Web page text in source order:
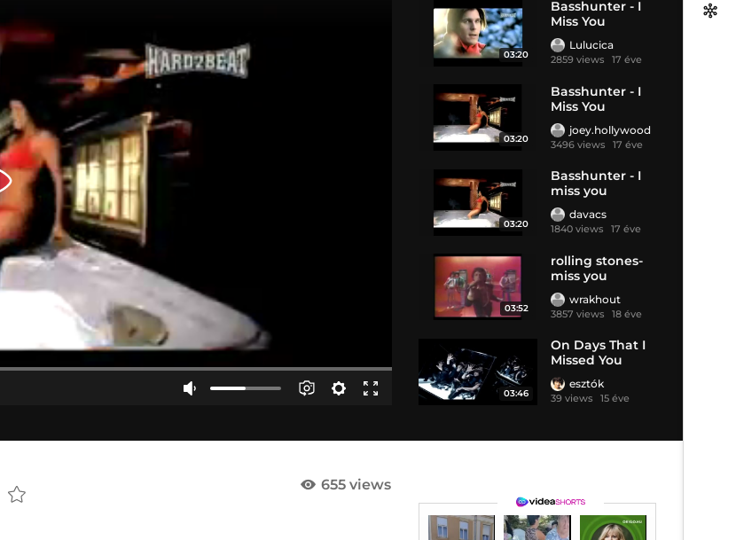
03:20
Basshunter - I
Miss You
Lulucica
2859 views 17 éve
03:20
Basshunter - I
Miss You
joey.hollywood
3496 views 17 éve
03:20
Basshunter - I
miss you
davacs
1840 views 17 éve
03:52
rolling stones-
miss you
wrakhout
3857 views 18 éve
03:46
On Days That I
Missed You
esztók
39 views 15 éve
655 views